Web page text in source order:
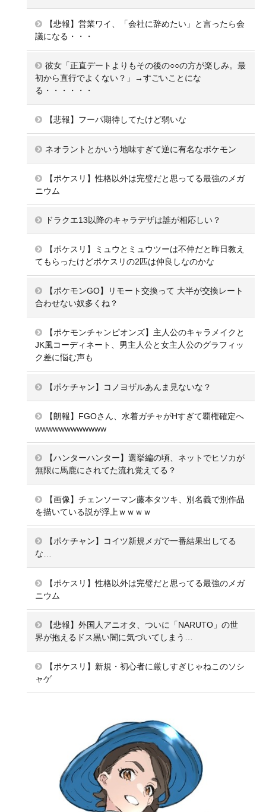
【悲報】営業ワイ、「会社に辞めたい」と言ったら会
議になる・・・
彼女「正直デートよりもその後の○○の方が楽しみ。最
初から直行でよくない？」→すごいことにな
る・・・・・・
【悲報】フーパ期待してたけど弱いな
ネオラントとかいう地味すぎて逆に有名なポケモン
【ポケスリ】性格以外は完璧だと思ってる最強のメガ
ニウム
ドラクエ13以降のキャラデザは誰が相応しい？
【ポケスリ】ミュウとミュウツーは不仲だと昨日教え
てもらったけどポケスリの2匹は仲良しなのかな
【ポケモンGO】リモート交換って 大半が交換レート
合わせない奴多くね？
【ポケモンチャンピオンズ】主人公のキャラメイクと
JK風コーディネート、男主人公と女主人公のグラフィッ
ク差に悩む声も
【ポケチャン】コノヨザルあんま見ないな？
【朗報】FGOさん、水着ガチャがHすぎて覇権確定へ
wwwwwwwwwwww
【ハンターハンター】選挙編の頃、ネットでヒソカが
無限に馬鹿にされてた流れ覚えてる？
【画像】チェンソーマン藤本タツキ、別名義で別作品
を描いている説が浮上ｗｗｗｗ
【ポケチャン】コイツ新規メガで一番結果出してる
な…
【ポケスリ】性格以外は完璧だと思ってる最強のメガ
ニウム
【悲報】外国人アニオタ、ついに「NARUTO」の世
界が抱えるドス黒い闇に気づいてしまう…
【ポケスリ】新規・初心者に厳しすぎじゃねこのソシ
ャゲ